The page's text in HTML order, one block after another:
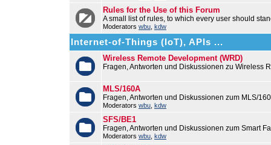
Rules for the Use of this Forum
A small list of rules, to which every user should
Moderators wbu kdw
Internet-of-Things (IoT), APIs ...
Wireless Remote Development (WRD)
Fragen, Antworten und Diskussionen zu Wireless
MLS/160A
Fragen, Antworten und Diskussionen zum MLS/
Moderators wbu kdw
SFS/BE1
Fragen, Antworten und Diskussionen zum Smart
Moderators wbu kdw